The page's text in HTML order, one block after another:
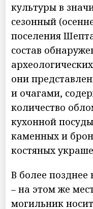
культуры в
сезонный
поселения
состав
они
и очагами,
количество
кухонной
каменных и
костяных
В более позднее
– на этом же
могильник